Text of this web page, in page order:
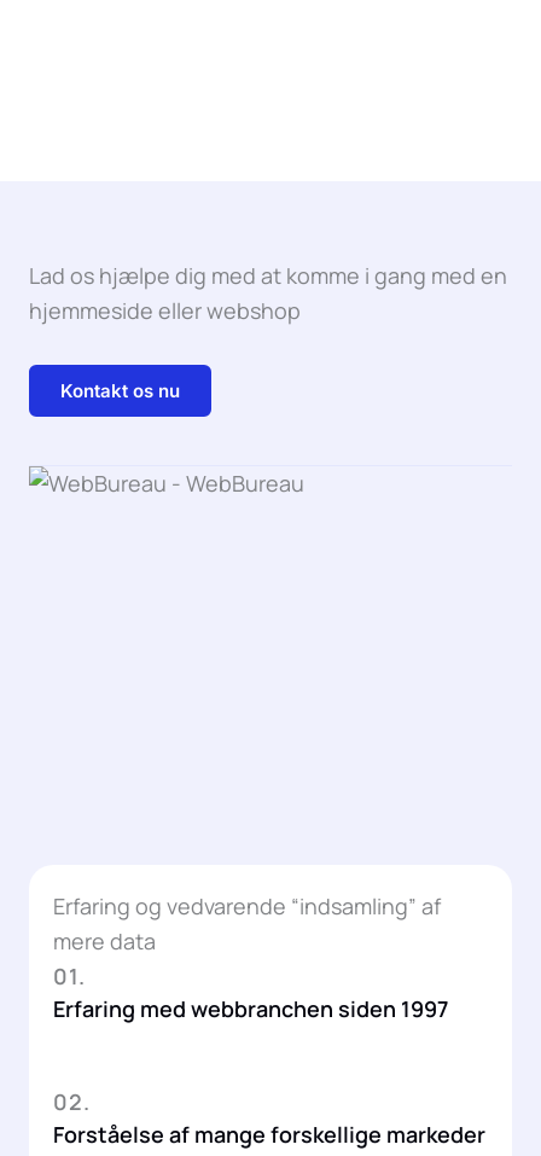
Lad os hjælpe dig med at komme i gang med en
hjemmeside eller webshop
Kontakt os nu
Erfaring og vedvarende “indsamling” af
mere data
01.
Erfaring med webbranchen siden 1997
02.
Forståelse af mange forskellige markeder